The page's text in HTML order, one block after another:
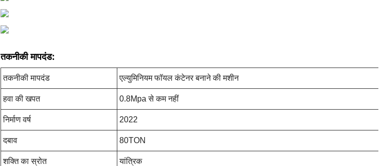
तकनीकी मापदंड:
तकनीकी मापदंड एल्युमिनियम फॉयल कंटेनर बनाने की मशीन
हवा की खपत 0.8Mpa से कम नहीं
निर्माण वर्ष 2022
दबाव 80TON
शक्ति का स्रोत यांत्रिक